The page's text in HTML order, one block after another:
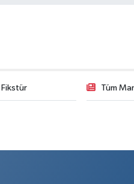
Fikstür Tüm